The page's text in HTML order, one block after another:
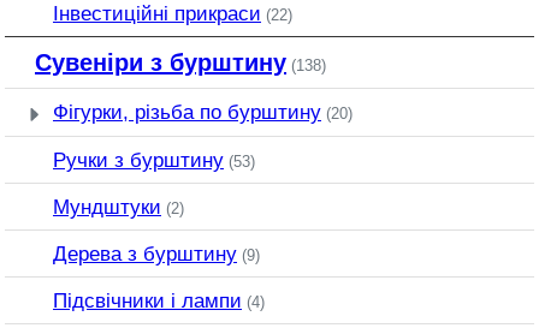
Інвестиційні прикраси (22)
Сувеніри з бурштину (138)
Фігурки, різьба по бурштину (20)
Ручки з бурштину (53)
Мундштуки (2)
Дерева з бурштину (9)
Підсвічники і лампи (4)